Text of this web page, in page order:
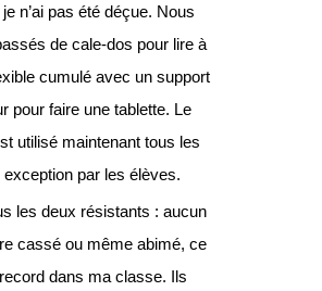
n’ai pas été déçue. Nous
de cale-dos pour lire à
cumulé avec un support
pour faire une tablette. Le
utilisé maintenant tous les
par les élèves.
les deux résistants : aucun
cassé ou même abimé, ce
dans ma classe. Ils